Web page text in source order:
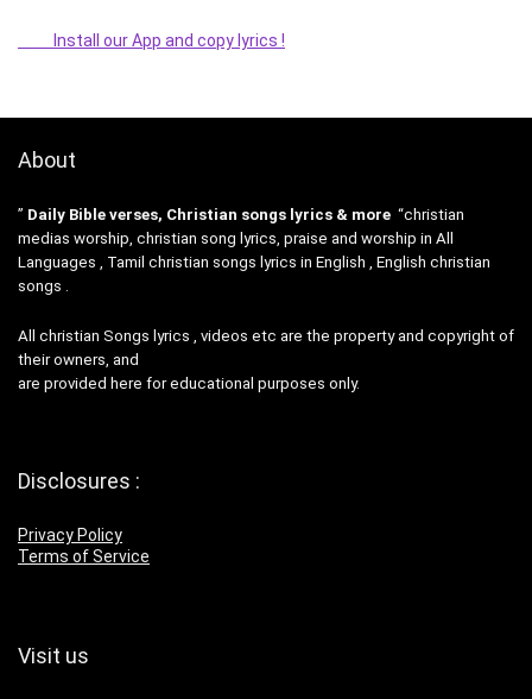
Install our App and copy lyrics !
About
” Daily Bible verses, Christian songs lyrics & more “christian
medias worship, christian song lyrics, praise and worship in All
Languages , Tamil christian songs lyrics in English , English christian
songs .
All christian Songs lyrics , videos etc are the property and copyright of
their owners, and
are provided here for educational purposes only.
Disclosures :
Privacy Policy
Terms of Service
Visit us